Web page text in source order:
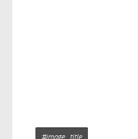
#image_title